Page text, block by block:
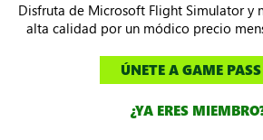
Disfruta de Microsoft Flight Simulator y
alta calidad por un módico precio
ÚNETE A GAME PASS
¿YA ERES